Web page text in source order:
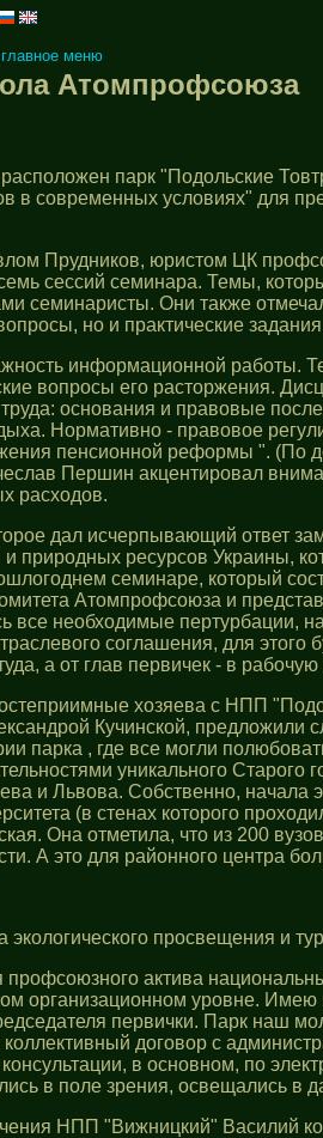
меню
Атомпрофсоюза
парк "Подольские
современных условиях" для
Прудников, юристом ЦК
сессий семинара. Темы,
семинаристы. Они также
но и практические
информационной работы.
вопросы его расторжения.
основания и правовые
Нормативно - правовое
пенсионной реформы ". (По
Першин акцентировал
расходов.
дал исчерпывающий ответ
природных ресурсов Украины,
семинаре, который
Атомпрофсоюза и
все необходимые
соглашения, для этого
а от глав первичек - в
хозяева с НПП
Кучинской, предложили
парка , где все могли
уникального Старого
и Львова. Собственно, начала
(в стенах которого
Она отметила, что из 200
А это для районного центра
экологического просвещения
актива
организационном уровне. Имею
первички. Парк наш
договор с
в основном, по
в поле зрения, освещались в
НПП "Вижницкий" Василий